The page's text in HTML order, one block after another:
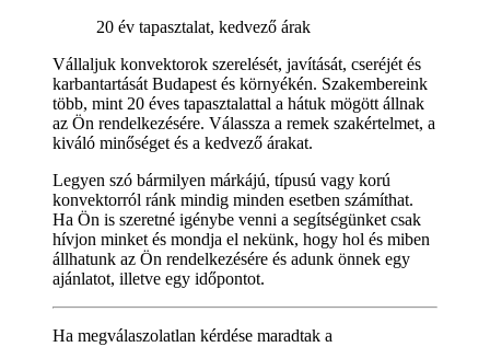
20 év tapasztalat, kedvező árak
Vállaljuk konvektorok szerelését, javítását, cseréjét és
karbantartását Budapest és környékén. Szakembereink
több, mint 20 éves tapasztalattal a hátuk mögött állnak
az Ön rendelkezésére. Válassza a remek szakértelmet, a
kiváló minőséget és a kedvező árakat.
Legyen szó bármilyen márkájú, típusú vagy korú
konvektorról ránk mindig minden esetben számíthat.
Ha Ön is szeretné igénybe venni a segítségünket csak
hívjon minket és mondja el nekünk, hogy hol és miben
állhatunk az Ön rendelkezésére és adunk önnek egy
ajánlatot, illetve egy időpontot.
Ha megválaszolatlan kérdése maradtak a